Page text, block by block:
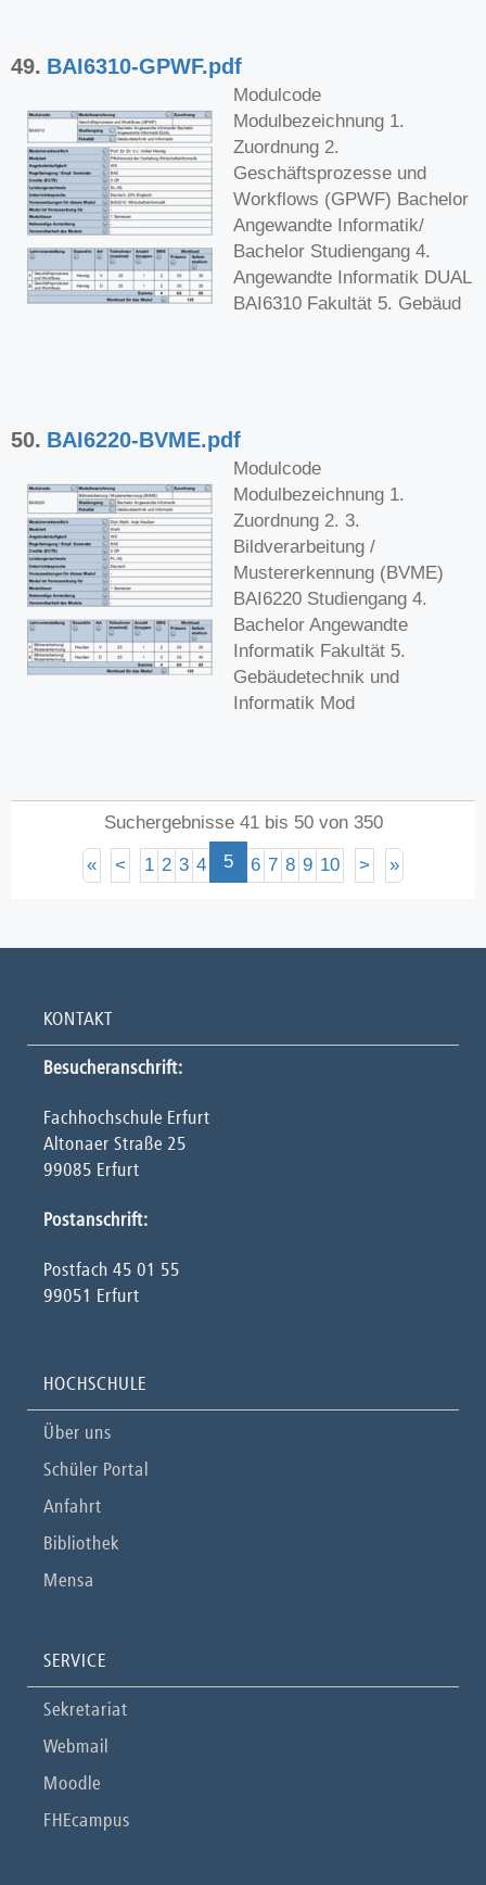
49. BAI6310-GPWF.pdf
Modulcode
Modulbezeichnung 1.
Zuordnung 2.
Geschäftsprozesse und
Workflows (GPWF) Bachelor
Angewandte Informatik/
Bachelor Studiengang 4.
Angewandte Informatik DUAL
BAI6310 Fakultät 5. Gebäud
50. BAI6220-BVME.pdf
Modulcode
Modulbezeichnung 1.
Zuordnung 2. 3.
Bildverarbeitung /
Mustererkennung (BVME)
BAI6220 Studiengang 4.
Bachelor Angewandte
Informatik Fakultät 5.
Gebäudetechnik und
Informatik Mod
Suchergebnisse 41 bis 50 von 350
« < 1 2 3 4 5 6 7 8 9 10 > »
KONTAKT
Besucheranschrift:
Fachhochschule Erfurt
Altonaer Straße 25
99085 Erfurt
Postanschrift:
Postfach 45 01 55
99051 Erfurt
HOCHSCHULE
Über uns
Schüler Portal
Anfahrt
Bibliothek
Mensa
SERVICE
Sekretariat
Webmail
Moodle
FHEcampus